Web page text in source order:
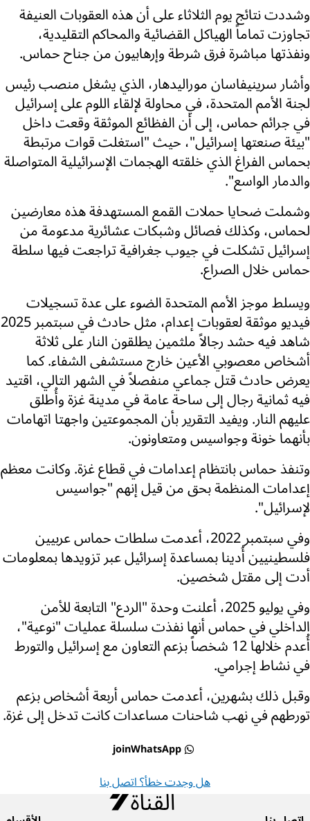
وشددت نتائج يوم الثلاثاء على أن هذه العقوبات العنيفة
تجاوزت تماماً الهياكل القضائية والمحاكم التقليدية،
ونفذتها مباشرة فرق شرطة وإرهابيون من جناح حماس.
وأشار سرينيفاسان موراليدهار، الذي يشغل منصب رئيس
لجنة الأمم المتحدة، في محاولة لإلقاء اللوم على إسرائيل
في جرائم حماس، إلى أن الفظائع الموثقة وقعت داخل
"بيئة صنعتها إسرائيل"، حيث "استغلت قوات مرتبطة
بحماس الفراغ الذي خلقته الهجمات الإسرائيلية المتواصلة
والدمار الواسع".
وشملت ضحايا حملات القمع المستهدفة هذه معارضين
لحماس، وكذلك فصائل وشبكات عشائرية مدعومة من
إسرائيل تشكلت في جيوب جغرافية تراجعت فيها سلطة
حماس خلال الصراع.
ويسلط موجز الأمم المتحدة الضوء على عدة تسجيلات
فيديو موثقة لعقوبات إعدام، مثل حادث في سبتمبر 2025
شاهد فيه حشد رجالاً ملثمين يطلقون النار على ثلاثة
أشخاص معصوبي الأعين خارج مستشفى الشفاء. كما
يعرض حادث قتل جماعي منفصلاً في الشهر التالي، اقتيد
فيه ثمانية رجال إلى ساحة عامة في مدينة غزة وأُطلق
عليهم النار. ويفيد التقرير بأن المجموعتين واجهتا اتهامات
بأنهما خونة وجواسيس ومتعاونون.
وتنفذ حماس بانتظام إعدامات في قطاع غزة. وكانت معظم
إعدامات المنظمة بحق من قيل إنهم "جواسيس
لإسرائيل".
وفي سبتمبر 2022، أعدمت سلطات حماس عربيين
فلسطينيين أُدينا بمساعدة إسرائيل عبر تزويدها بمعلومات
أدت إلى مقتل شخصين.
وفي يوليو 2025، أعلنت وحدة "الردع" التابعة للأمن
الداخلي في حماس أنها نفذت سلسلة عمليات "نوعية"،
أُعدم خلالها 12 شخصاً بزعم التعاون مع إسرائيل والتورط
في نشاط إجرامي.
وقبل ذلك بشهرين، أعدمت حماس أربعة أشخاص بزعم
تورطهم في نهب شاحنات مساعدات كانت تدخل إلى غزة.
joinWhatsApp
هل وجدت خطأ؟ اتصل بنا